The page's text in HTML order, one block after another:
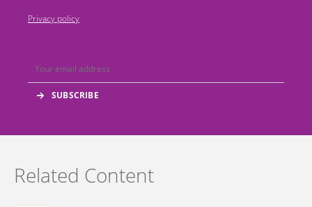
Privacy policy
Related Content